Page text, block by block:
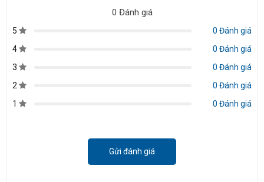
0 Đánh giá
5
0 Đánh giá
4
0 Đánh giá
3
0 Đánh giá
2
0 Đánh giá
1
0 Đánh giá
Gửi đánh giá